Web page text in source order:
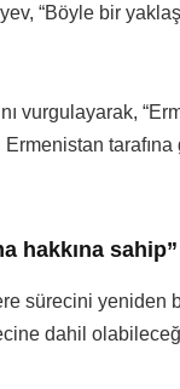
“Böyle bir
vurgulayarak,
hakkına sahip”
sürecini yeniden
dahil